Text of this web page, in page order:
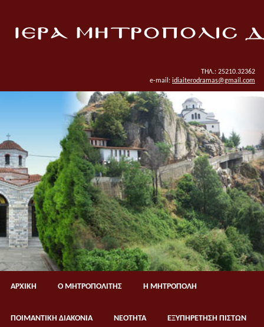
ΤΗΛ.: 25210.32362
e-mail: idiaiterodramas@gmail.com
ΑΡΧΙΚΗ Ο ΜΗΤΡΟΠΟΛΙΤΗΣ Η ΜΗΤΡΟΠΟΛΗ
ΠΟΙΜΑΝΤΙΚΗ ΔΙΑΚΟΝΙΑ ΝΕΟΤΗΤΑ ΕΞΥΠΗΡΕΤΗΣΗ ΠΙΣΤΩΝ